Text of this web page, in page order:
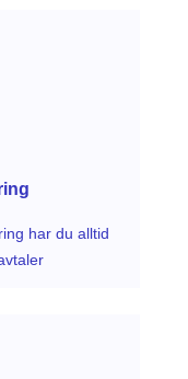
har du alltid